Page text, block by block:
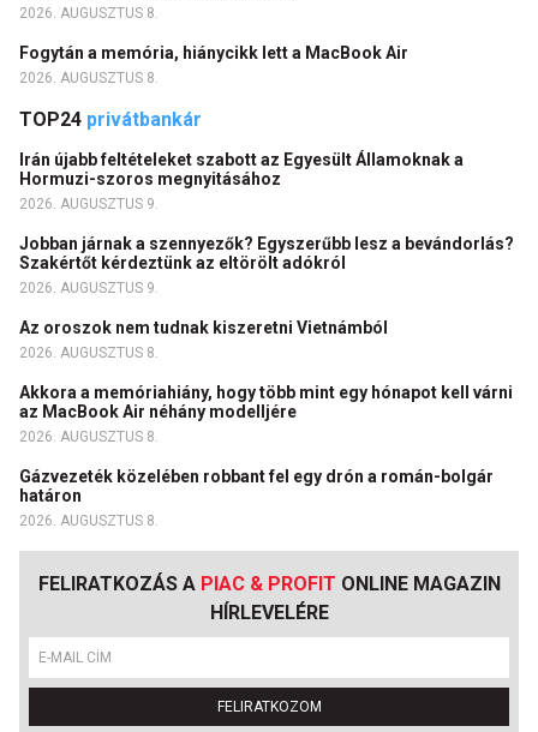
2026. AUGUSZTUS 8.
Fogytán a memória, hiánycikk lett a MacBook Air
2026. AUGUSZTUS 8.
TOP24 privátbankár
Irán újabb feltételeket szabott az Egyesült Államoknak a
Hormuzi-szoros megnyitásához
2026. AUGUSZTUS 9.
Jobban járnak a szennyezők? Egyszerűbb lesz a bevándorlás?
Szakértőt kérdeztünk az eltörölt adókról
2026. AUGUSZTUS 9.
Az oroszok nem tudnak kiszeretni Vietnámból
2026. AUGUSZTUS 8.
Akkora a memóriahiány, hogy több mint egy hónapot kell várni
az MacBook Air néhány modelljére
2026. AUGUSZTUS 8.
Gázvezeték közelében robbant fel egy drón a román-bolgár
határon
2026. AUGUSZTUS 8.
FELIRATKOZÁS A PIAC & PROFIT ONLINE MAGAZIN
HÍRLEVELÉRE
FELIRATKOZOM